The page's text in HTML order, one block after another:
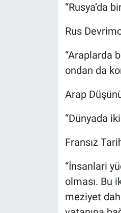
“Rusya’da
Rus
“Araplarda
ondan da
Arap
“Dünyada
Fransız
“İnsanlari
olması. Bu
meziyet